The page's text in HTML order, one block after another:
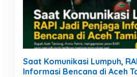
Saat Komunikasi Lumpuh,
Informasi Bencana di Aceh